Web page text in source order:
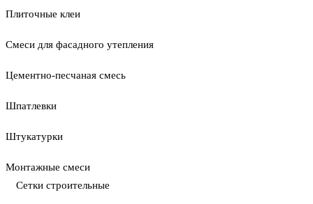
Плиточные клеи
Смеси для фасадного утепления
Цементно-песчаная смесь
Шпатлевки
Штукатурки
Монтажные смеси
Сетки строительные